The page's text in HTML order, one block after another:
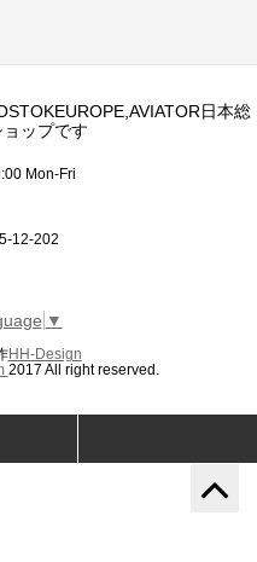
日本総
ップです
Mon-Fri
12-202
▼
HH-Design
2017 All right reserved.